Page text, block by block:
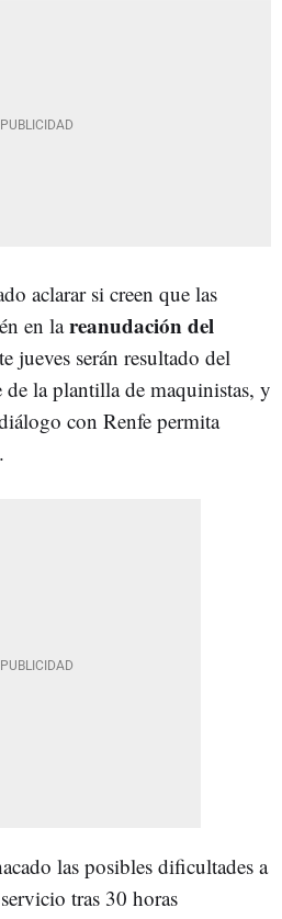
aclarar si creen que las
en lareanudación del
jueves serán resultado del
de la plantilla de maquinistas, y
con Renfe permita
las posibles dificultades a
tras 30 horas